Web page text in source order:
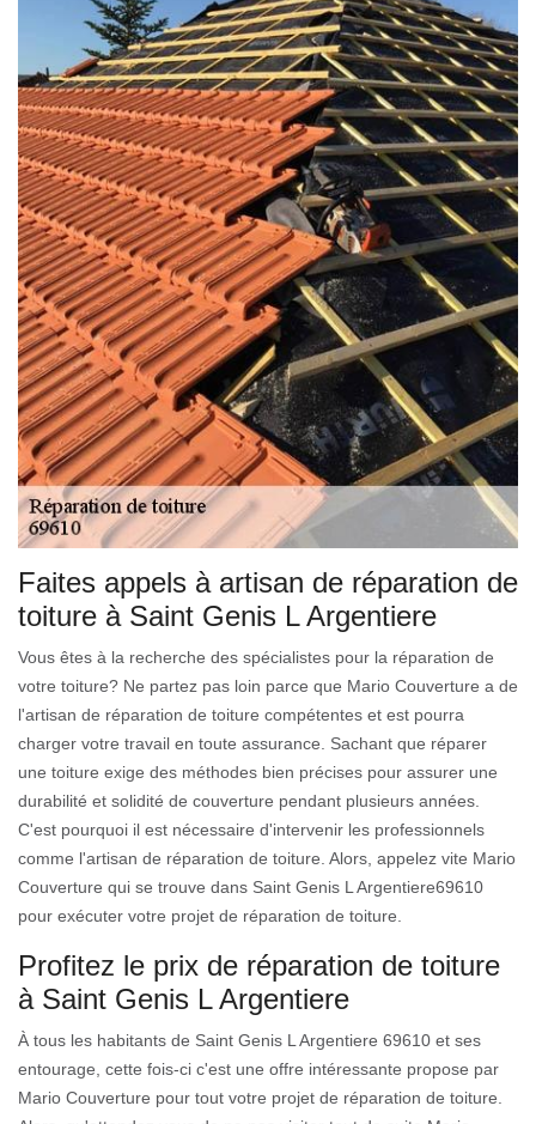
Faites appels à artisan de réparation de
toiture à Saint Genis L Argentiere
Vous êtes à la recherche des spécialistes pour la réparation de
votre toiture? Ne partez pas loin parce que Mario Couverture a de
l'artisan de réparation de toiture compétentes et est pourra
charger votre travail en toute assurance. Sachant que réparer
une toiture exige des méthodes bien précises pour assurer une
durabilité et solidité de couverture pendant plusieurs années.
C'est pourquoi il est nécessaire d'intervenir les professionnels
comme l'artisan de réparation de toiture. Alors, appelez vite Mario
Couverture qui se trouve dans Saint Genis L Argentiere69610
pour exécuter votre projet de réparation de toiture.
Profitez le prix de réparation de toiture
à Saint Genis L Argentiere
À tous les habitants de Saint Genis L Argentiere 69610 et ses
entourage, cette fois-ci c'est une offre intéressante propose par
Mario Couverture pour tout votre projet de réparation de toiture.